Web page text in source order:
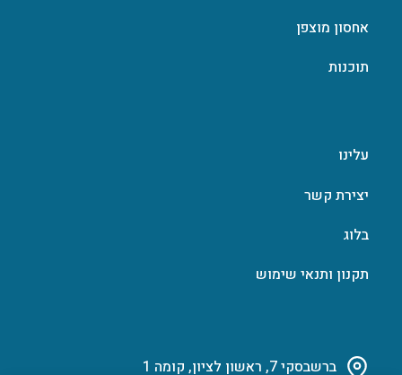
אחסון מוצפן
תוכנות
עלינו
יצירת קשר
בלוג
תקנון ותנאי שימוש
ברשבסקי 7, ראשון לציון, קומה 1